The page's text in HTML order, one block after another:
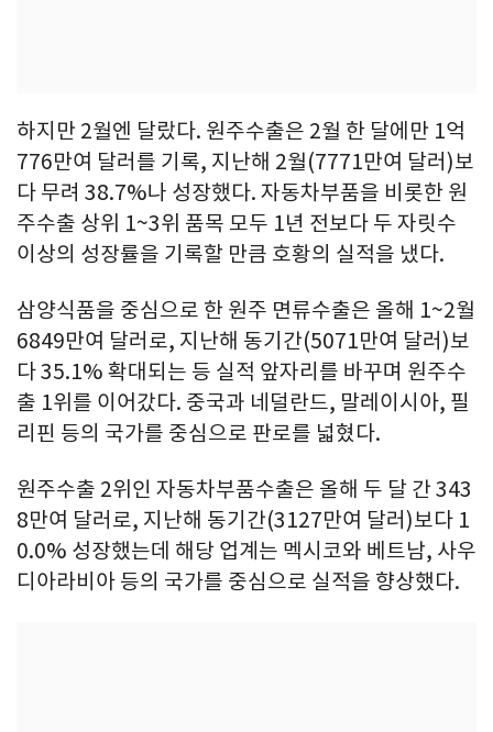
하지만 2월엔 달랐다. 원주수출은 2월 한 달에만 1억
776만여 달러를 기록, 지난해 2월(7771만여 달러)보
다 무려 38.7%나 성장했다. 자동차부품을 비롯한 원
주수출 상위 1~3위 품목 모두 1년 전보다 두 자릿수
이상의 성장률을 기록할 만큼 호황의 실적을 냈다.
삼양식품을 중심으로 한 원주 면류수출은 올해 1~2월
6849만여 달러로, 지난해 동기간(5071만여 달러)보
다 35.1% 확대되는 등 실적 앞자리를 바꾸며 원주수
출 1위를 이어갔다. 중국과 네덜란드, 말레이시아, 필
리핀 등의 국가를 중심으로 판로를 넓혔다.
원주수출 2위인 자동차부품수출은 올해 두 달 간 343
8만여 달러로, 지난해 동기간(3127만여 달러)보다 1
0.0% 성장했는데 해당 업계는 멕시코와 베트남, 사우
디아라비아 등의 국가를 중심으로 실적을 향상했다.